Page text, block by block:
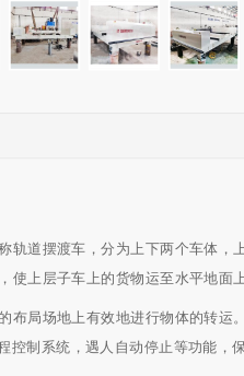
轨道摆渡车，分为上下两个车体
使上层子车上的货物运至水平地面
布局场地上有效地进行物体的转
控制系统，遇人自动停止等功能，